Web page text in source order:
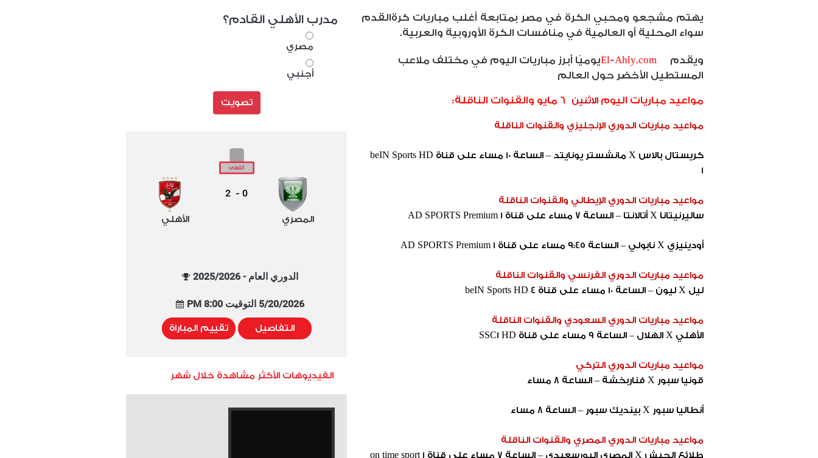
يهتم مشجعو ومحبي الكرة في مصر بمتابعة أغلب مباريات كرةالقدم
سواء المحلية أو العالمية في منافسات الكرة الأوروبية والعربية.
ويقدم El-Ahly.comيوميًا أبرز مباريات اليوم في مختلف ملاعب
المستطيل الأخضر حول العالم
مواعيد مباريات اليومالاثنين 6 مايو والقنوات الناقلة:
مواعيد مباريات الدوري الإنجليزي والقنوات الناقلة
كريستال بالاس X مانشستر يونايتد – الساعة 10 مساء على قناة beIN Sports HD
1
مواعيد مباريات الدوري الإيطالي والقنوات الناقلة
ساليرنيتانا X أتالانتا – الساعة 7 مساء على قناة AD SPORTS Premium 1
أودينيزي X نابولي – الساعة 9:45 مساء على قناة AD SPORTS Premium 1
مواعيد مباريات الدوري الفرنسي والقنوات الناقلة
ليل X ليون – الساعة 10 مساء على قناة beIN Sports HD 4
مواعيد مباريات الدوري السعودي والقنوات الناقلة
الأهلي X الهلال – الساعة 9 مساء على قناة SSC1 HD
مواعيد مباريات الدوري التركي
قونيا سبور X فناربخشة – الساعة 8 مساء
أنطاليا سبور X بينديك سبور – الساعة 8 مساء
مواعيد مباريات الدوري المصري والقنوات الناقلة
مدرب الأهلي القادم؟
مصري
أجنبي
تصويت
المصري
0
-
2
الأهلي
الدوري العام - 2025/2026
5/20/2026 التوقيت 8:00 PM
التفاصيل تقييم المباراة
الفيديوهات الأكثر مشاهدة خلال شهر